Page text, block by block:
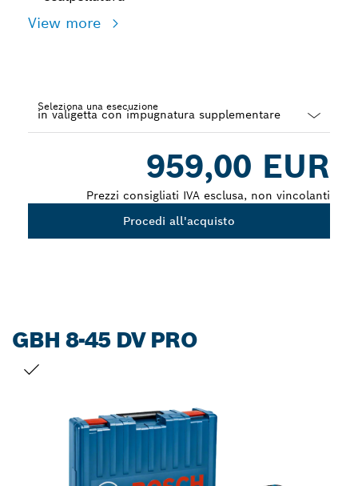
View more
Seleziona una esecuzione
959,00 EUR
Prezzi consigliati IVA esclusa, non vincolanti
Procedi all'acquisto
GBH 8-45 DV PRO